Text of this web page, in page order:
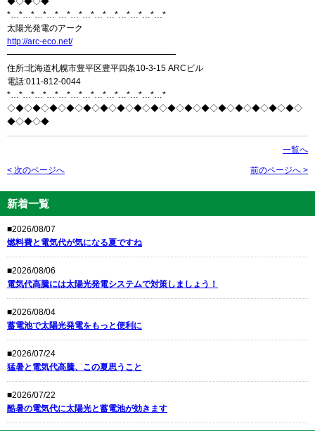
*…*…*…*…*…*…*…*…*…*…*…*…*…*
太陽光発電のアーク
http://arc-eco.net/
━━━━━━━━━━━━━━━━━━━━
住所:北海道札幌市豊平区豊平四条10-3-15 ARCビル
電話:011-812-0044
*…*…*…*…*…*…*…*…*…*…*…*…*…*
◇◆◇◆◇◆◇◆◇◆◇◆◇◆◇◆◇◆◇◆◇◆◇◆◇◆◇◆◇◆◇◆◇◆◇
◆◇◆◇◆
一覧へ
< 次のページへ 前のページへ >
新着一覧
■2026/08/07
燃料費と電気代が気になる夏ですね
■2026/08/06
電気代高騰には太陽光発電システムで対策しましょう！
■2026/08/04
蓄電池で太陽光発電をもっと便利に
■2026/07/24
猛暑と電気代高騰、この夏思うこと
■2026/07/22
酷暑の電気代に太陽光と蓄電池が効きます